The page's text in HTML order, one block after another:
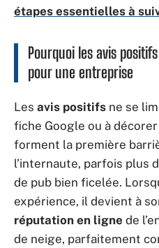
étapes essentielles à
Pourquoi les avis
pour une entreprise
Les avis positifs ne se
fiche Google ou à
forment la première
l’internaute, parfois plus
de pub bien ficelée.
expérience, il devient à
réputation en ligne de
de neige, parfaitement